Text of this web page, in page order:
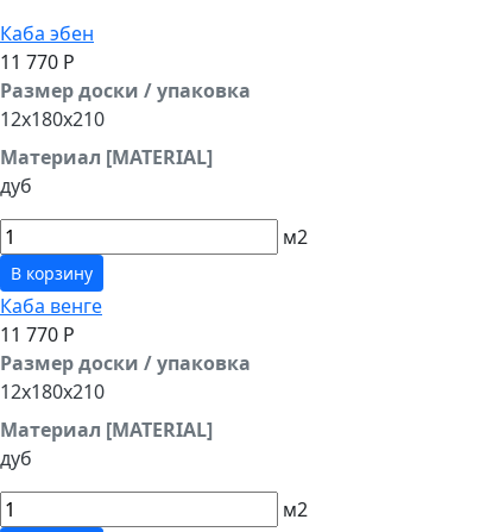
Каба эбен
11 770 Р
Размер доски / упаковка
12x180x210
Материал [MATERIAL]
дуб
м2
В корзину
Каба венге
11 770 Р
Размер доски / упаковка
12x180x210
Материал [MATERIAL]
дуб
м2